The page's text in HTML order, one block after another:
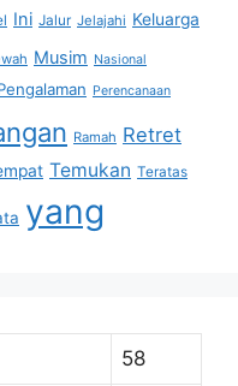
Ini Jalur Jelajahi Keluarga
Musim Nasional
Perencanaan
Ramah Retret
Temukan Teratas
yang
58